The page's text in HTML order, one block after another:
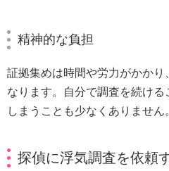
精神的な負担
証拠集めは時間や労力がかかり
なります。自分で調査を続け
しまうことも少なくありません
探偵に浮気調査を依頼